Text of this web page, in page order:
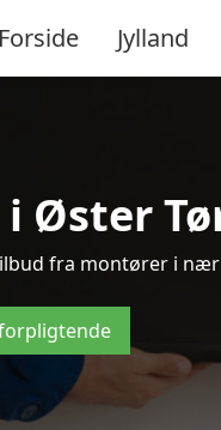
Forside Jylland
Øster
fra montører i